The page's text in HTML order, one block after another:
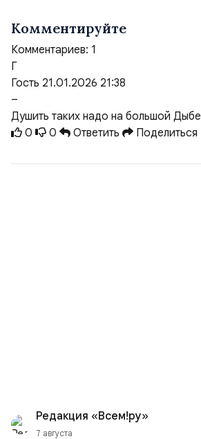
Комментируйте
Комментариев: 1
Г
Гость 21.01.2026 21:38
–
Душить таких надо на большой Дыбе
0
0 Ответить Поделиться
Редакция «Всем!ру»
7 августа